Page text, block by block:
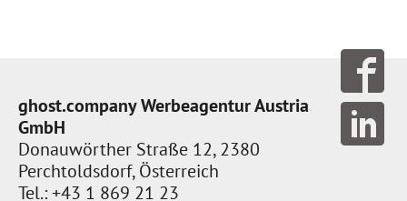
ghost.company Werbeagentur Austria
GmbH
Donauwörther Straße 12, 2380
Perchtoldsdorf, Österreich
Tel.: +43 1 869 21 23